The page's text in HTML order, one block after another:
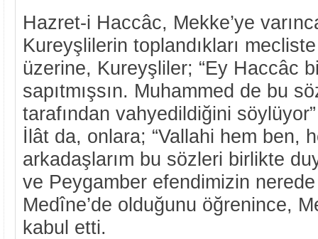
Hazret-i Haccâc, Mekke’ye
Kureyşlilerin toplandıkları
üzerine, Kureyşliler; “Ey Haccâc
sapıtmışsın. Muhammed de bu
tarafından vahyedildiğini
İlât da, onlara; “Vallahi hem ben,
arkadaşlarım bu sözleri birlikte
ve Peygamber efendimizin
Medîne’de olduğunu öğrenince,
kabul etti.